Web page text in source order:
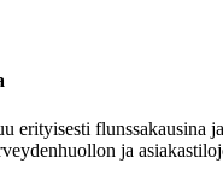
erityisesti
ja